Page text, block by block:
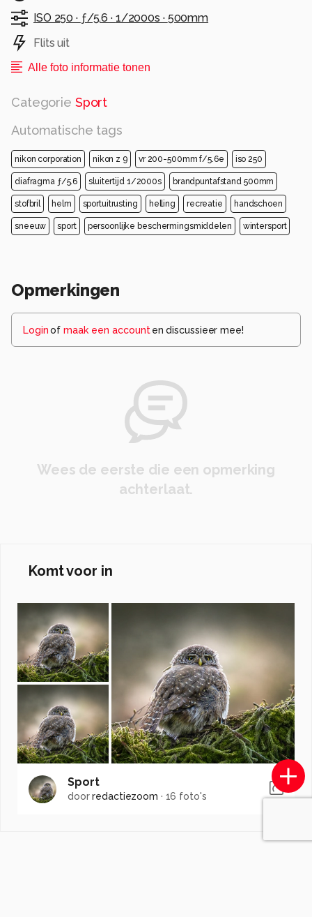
ISO 250 · ƒ/5.6 · 1/2000s · 500mm
Flits uit
Alle foto informatie tonen
Categorie Sport
Automatische tags
nikon corporation nikon z 9 vr 200-500mm f/5.6e iso 250
diafragma ƒ/5.6 sluitertijd 1/2000s brandpuntafstand 500mm
stofbril helm sportuitrusting helling recreatie handschoen
sneeuw sport persoonlijke beschermingsmiddelen wintersport
Opmerkingen
Loginof maak een account en discussieer mee!
Wees de eerste die een opmerking
achterlaat.
Komt voor in
Sport
doorredactiezoom · 16 foto's